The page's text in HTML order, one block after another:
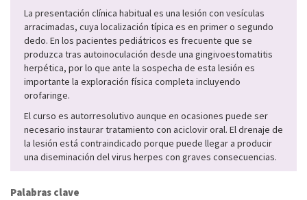
La presentación clínica habitual es una lesión con vesículas
arracimadas, cuya localización típica es en primer o segundo
dedo. En los pacientes pediátricos es frecuente que se
produzca tras autoinoculación desde una gingivoestomatitis
herpética, por lo que ante la sospecha de esta lesión es
importante la exploración física completa incluyendo
orofaringe.
El curso es autorresolutivo aunque en ocasiones puede ser
necesario instaurar tratamiento con aciclovir oral. El drenaje de
la lesión está contraindicado porque puede llegar a producir
una diseminación del virus herpes con graves consecuencias.
Palabras clave